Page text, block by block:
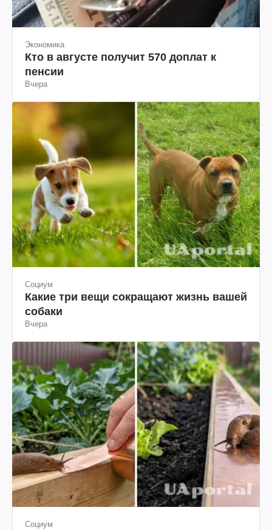
Экономика
Кто в августе получит 570 доплат к
пенсии
Вчера
Социум
Какие три вещи сокращают жизнь вашей
собаки
Вчера
Социум